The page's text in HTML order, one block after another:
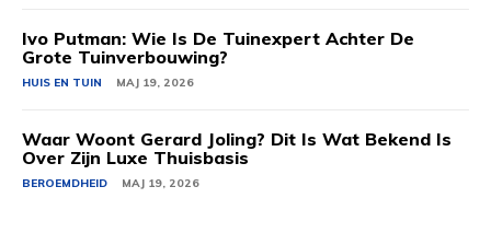
Ivo Putman: Wie Is De Tuinexpert Achter De
Grote Tuinverbouwing?
HUIS EN TUIN MAJ 19, 2026
Waar Woont Gerard Joling? Dit Is Wat Bekend Is
Over Zijn Luxe Thuisbasis
BEROEMDHEID MAJ 19, 2026